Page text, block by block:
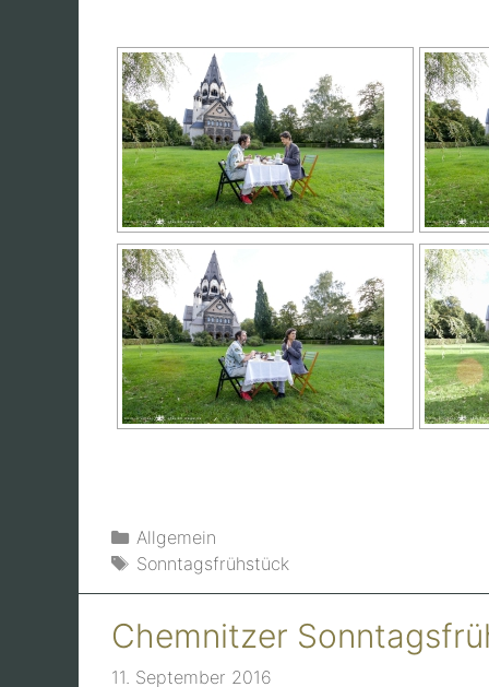
Kategorien
Allgemein
Schlagwörter
Sonntagsfrühstück
Chemnitzer
11. September 2016